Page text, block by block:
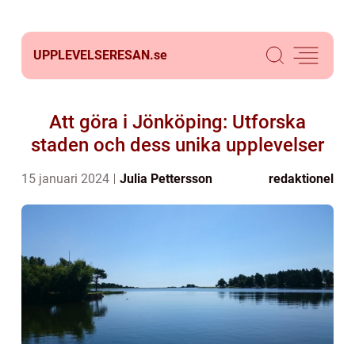
UPPLEVELSERESAN.se
Att göra i Jönköping: Utforska
staden och dess unika upplevelser
15 januari 2024 Julia Pettersson redaktionel